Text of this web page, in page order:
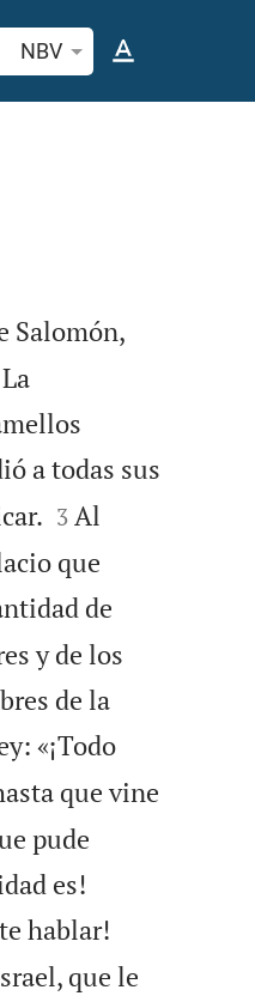
versículo bíblico o palabra
NBV
Salomón,
a todas sus

3 Al
que
de
y de los
de la
«¡Todo
que vine
pude
es!
hablar!
que le